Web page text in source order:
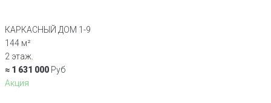
КАРКАСНЫЙ ДОМ 1-9
144 м²
2 этаж.
≈ 1 631 000 Руб
Акция